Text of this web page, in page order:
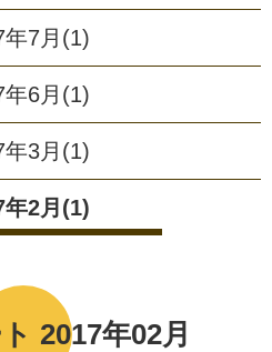
2017年02月
年7月(1)
年6月(1)
年3月(1)
年2月(1)